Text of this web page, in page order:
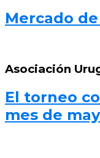
Mercado
Asociación
El torneo
mes de